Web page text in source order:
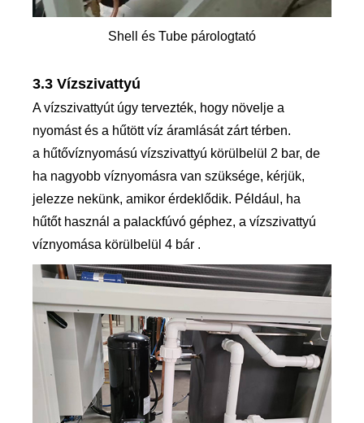
Shell és Tube párologtató
3.3 Vízszivattyú
A vízszivattyút úgy tervezték, hogy növelje a
nyomást és a hűtött víz áramlását zárt térben.
a hűtővíznyomású vízszivattyú körülbelül 2 bar, de
ha nagyobb víznyomásra van szüksége, kérjük,
jelezze nekünk, amikor érdeklődik. Például, ha
hűtőt használ a palackfúvó géphez, a vízszivattyú
víznyomása körülbelül 4 bár .